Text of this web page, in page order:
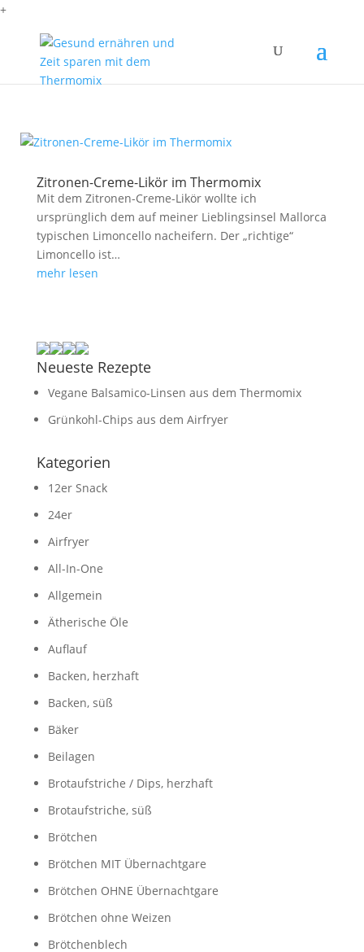
+
Zitronen-Creme-Likör im Thermomix
Mit dem Zitronen-Creme-Likör wollte ich
ursprünglich dem auf meiner Lieblingsinsel Mallorca
typischen Limoncello nacheifern. Der „richtige“
Limoncello ist…
mehr lesen
Neueste Rezepte
Vegane Balsamico-Linsen aus dem Thermomix
Grünkohl-Chips aus dem Airfryer
Kategorien
12er Snack
24er
Airfryer
All-In-One
Allgemein
Ätherische Öle
Auflauf
Backen, herzhaft
Backen, süß
Bäker
Beilagen
Brotaufstriche / Dips, herzhaft
Brotaufstriche, süß
Brötchen
Brötchen MIT Übernachtgare
Brötchen OHNE Übernachtgare
Brötchen ohne Weizen
Brötchenblech